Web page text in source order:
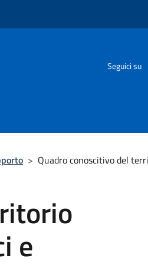
Seguici su
> Quadro conoscitivo del
e